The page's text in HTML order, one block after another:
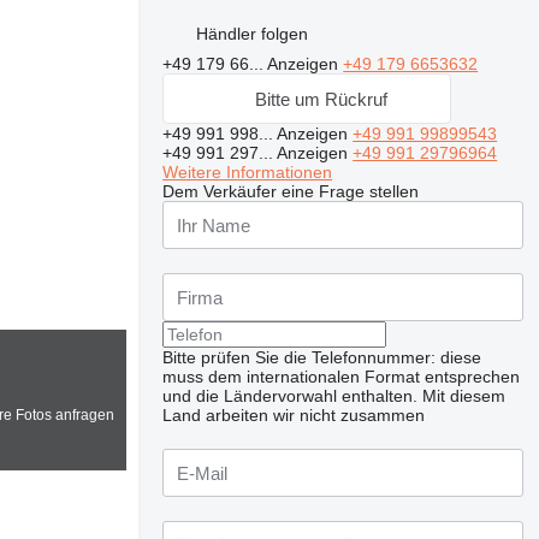
Fotos anfragen
Händler folgen
+49 179 66...Anzeigen+49 179 6653632
Bitte um Rückruf
+49 991 998...Anzeigen+49 991 99899543
+49 991 297...Anzeigen+49 991 29796964
Weitere Informationen
Dem Verkäufer eine Frage stellen
Bitte prüfen Sie die Telefonnummer: diese
muss dem internationalen Format entsprechen
und die Ländervorwahl enthalten.
Mit diesem
Land arbeiten wir nicht zusammen